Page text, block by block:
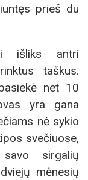
prieš du
išliks antri
taškus.
net 10
yra gana
nė sykio
svečiuose,
sirgalių
mėnesių